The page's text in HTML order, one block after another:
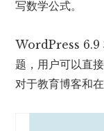
写数学公式。
WordPress 6.9
题，用户可以直
对于教育博客和